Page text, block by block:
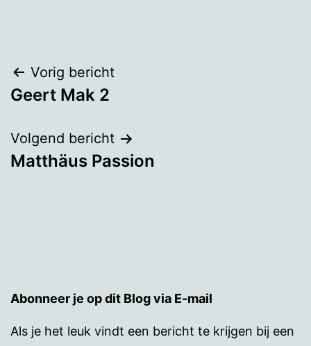
Bericht
navigatie
Vorig bericht
Geert Mak 2
Volgend bericht
Matthäus Passion
Abonneer je op dit Blog via E-mail
Als je het leuk vindt een bericht te krijgen bij een